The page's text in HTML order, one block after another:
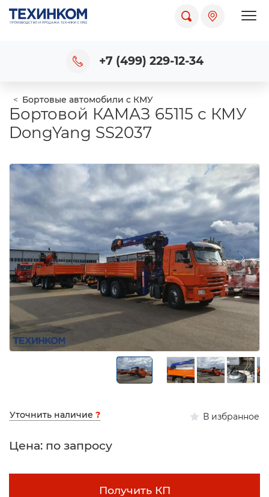
+7 (499) 229-12-34
Бортовые автомобили с КМУ
Бортовой КАМАЗ 65115 с КМУ
DongYang SS2037
Уточнить наличие ? В избранное
Цена: по запросу
Получить КП